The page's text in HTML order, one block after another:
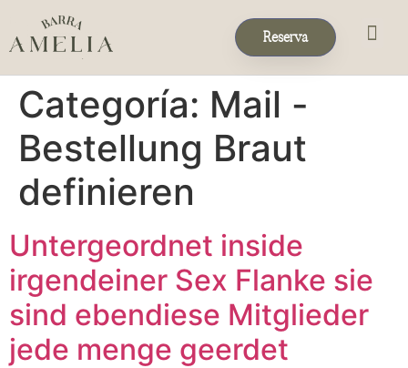
Reserva
Categoría: Mail -
Bestellung Braut
definieren
Untergeordnet inside
irgendeiner Sex Flanke sie
sind ebendiese Mitglieder
jede menge geerdet